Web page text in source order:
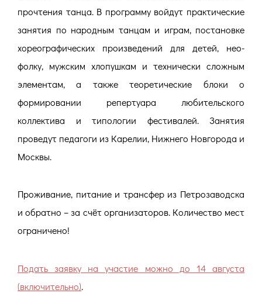
прочтения танца. В программу войдут практические
занятия по народным танцам и играм, постановке
хореографических произведений для детей, нео-
фолку, мужским хлопушкам и технически сложным
элементам, а также теоретические блоки о
формировании репертуара любительского
коллектива и типологии фестивалей. Занятия
проведут педагоги из Карелии, Нижнего Новгорода и
Москвы.
Проживание, питание и трансфер из Петрозаводска
и обратно – за счёт организаторов. Количество мест
ограничено!
Подать заявку на участие можно до 14 августа
(включительно).